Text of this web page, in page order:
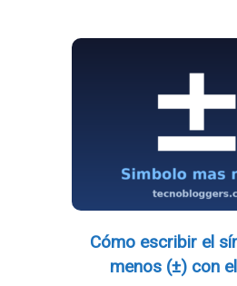
Cómo escribir el
menos (±) con